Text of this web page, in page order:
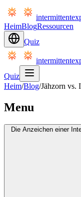
HeimBlogRessourcen
Quiz
Quiz
Heim/Blog/Jähzorn vs.
Menu
Die Anzeichen einer